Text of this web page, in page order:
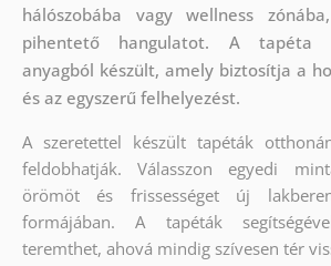
hálószobába vagy wellness
pihentető hangulatot. A tapéta
anyagból készült, amely biztosítja a
és az egyszerű felhelyezést.
A szeretettel készült tapéták
feldobhatják. Válasszon egyedi
örömöt és frissességet új
formájában. A tapéták
teremthet, ahová mindig szívesen tér